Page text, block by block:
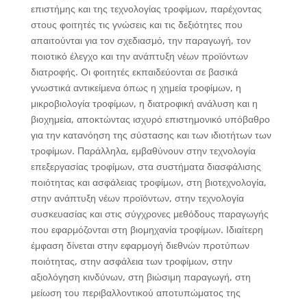
επιστήμης και της τεχνολογίας τροφίμων, παρέχοντας
στους φοιτητές τις γνώσεις και τις δεξιότητες που
απαιτούνται για τον σχεδιασμό, την παραγωγή, τον
ποιοτικό έλεγχο και την ανάπτυξη νέων προϊόντων
διατροφής. Οι φοιτητές εκπαιδεύονται σε βασικά
γνωστικά αντικείμενα όπως η χημεία τροφίμων, η
μικροβιολογία τροφίμων, η διατροφική ανάλυση και η
βιοχημεία, αποκτώντας ισχυρό επιστημονικό υπόβαθρο
για την κατανόηση της σύστασης και των ιδιοτήτων των
τροφίμων. Παράλληλα, εμβαθύνουν στην τεχνολογία
επεξεργασίας τροφίμων, στα συστήματα διασφάλισης
ποιότητας και ασφάλειας τροφίμων, στη βιοτεχνολογία,
στην ανάπτυξη νέων προϊόντων, στην τεχνολογία
συσκευασίας και στις σύγχρονες μεθόδους παραγωγής
που εφαρμόζονται στη βιομηχανία τροφίμων. Ιδιαίτερη
έμφαση δίνεται στην εφαρμογή διεθνών προτύπων
ποιότητας, στην ασφάλεια των τροφίμων, στην
αξιολόγηση κινδύνων, στη βιώσιμη παραγωγή, στη
μείωση του περιβαλλοντικού αποτυπώματος της